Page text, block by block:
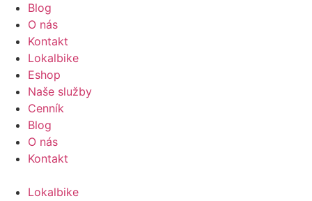
Blog
O nás
Kontakt
Lokalbike
Eshop
Naše služby
Cenník
Blog
O nás
Kontakt
Lokalbike